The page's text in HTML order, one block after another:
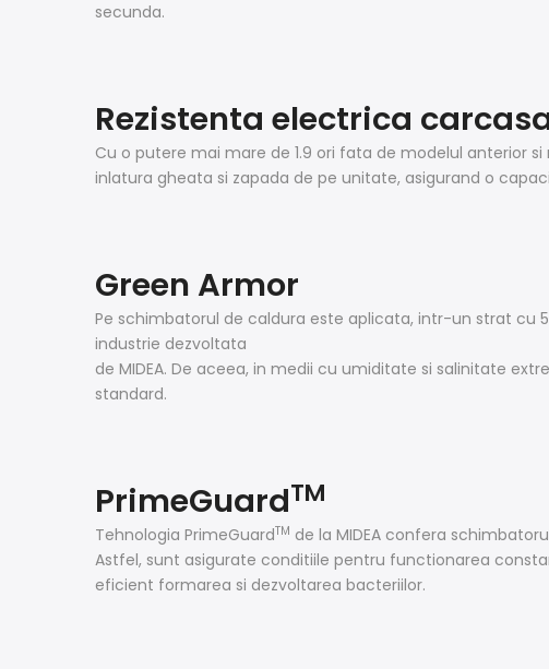
secunda.
Rezistenta electrica
Cu o putere mai mare de 1.9 ori fata de modelul anterior
inlatura gheata si zapada de pe unitate, asigurand o
Green Armor
Pe schimbatorul de caldura este aplicata, intr-un strat cu
industrie dezvoltata
de MIDEA. De aceea, in medii cu umiditate si salinitate
standard.
PrimeGuardTM
Tehnologia PrimeGuardTM de la MIDEA confera
Astfel, sunt asigurate conditiile pentru functionarea
eficient formarea si dezvoltarea bacteriilor.